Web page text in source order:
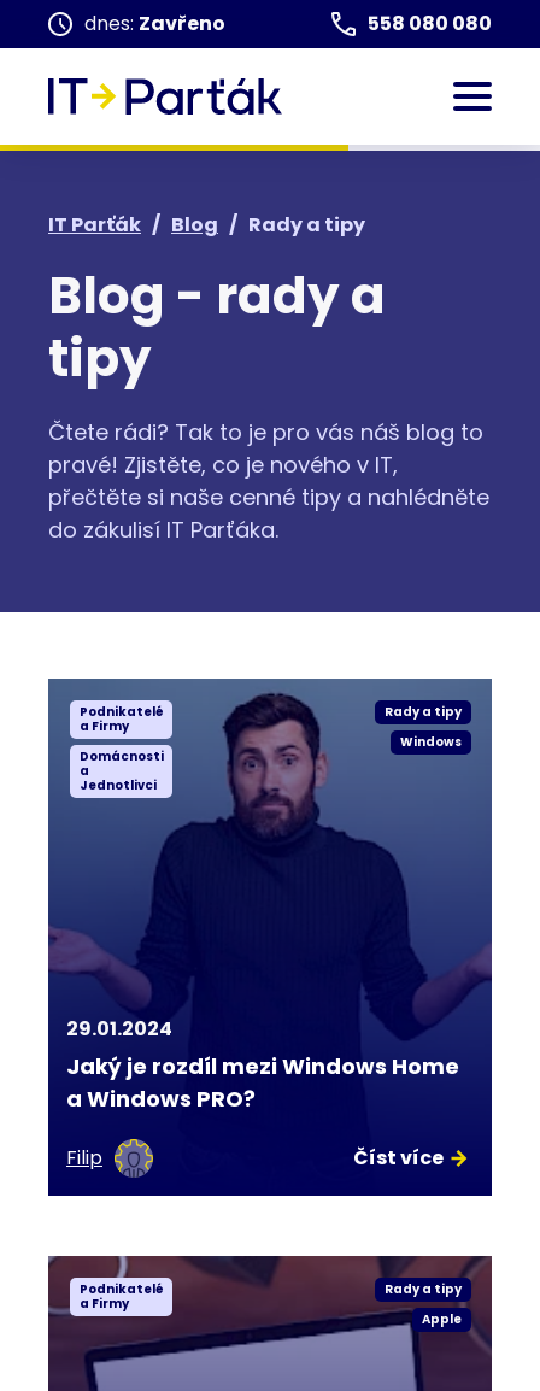
dnes: Zavřeno 558 080 080
IT Parťák / Blog / Rady a tipy
Blog - rady a
tipy
Čtete rádi? Tak to je pro vás náš blog to
pravé! Zjistěte, co je nového v IT,
přečtěte si naše cenné tipy a nahlédněte
do zákulisí IT Parťáka.
Podnikatelé
a Firmy
Domácnosti
a
Jednotlivci
Rady a tipy
Windows
29.01.2024
Jaký je rozdíl mezi Windows Home
a Windows PRO?
Filip Číst více
Podnikatelé
a Firmy
Rady a tipy
Apple